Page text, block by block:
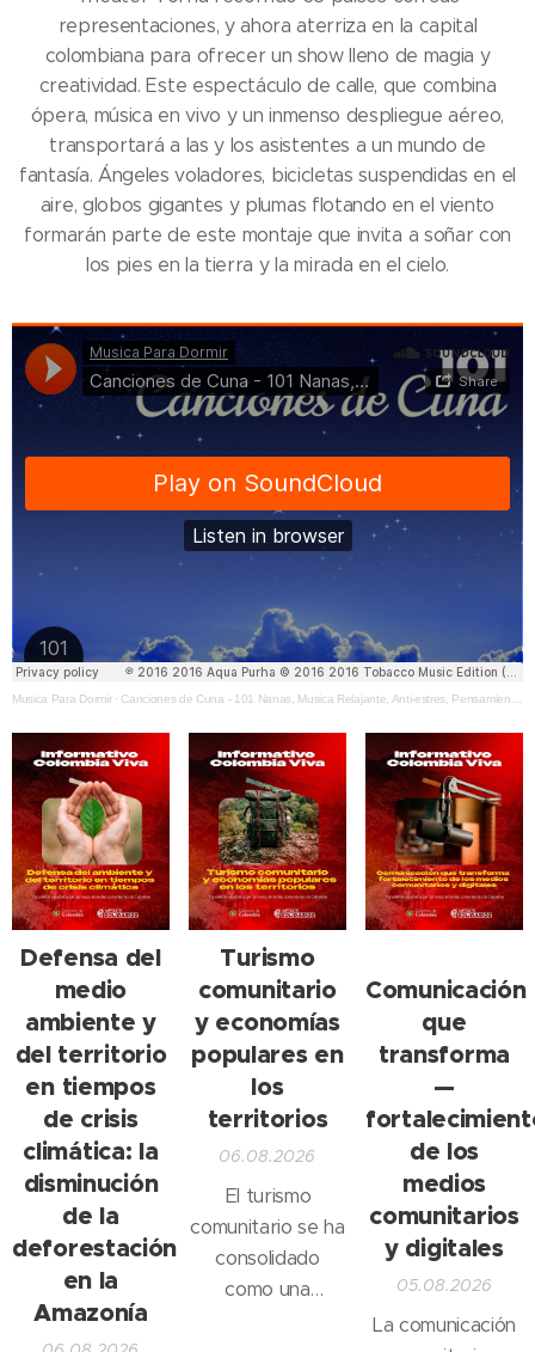
representaciones, y ahora aterriza en la capital
colombiana para ofrecer un show lleno de magia y
creatividad. Este espectáculo de calle, que combina
ópera, música en vivo y un inmenso despliegue aéreo,
transportará a las y los asistentes a un mundo de
fantasía. Ángeles voladores, bicicletas suspendidas en el
aire, globos gigantes y plumas flotando en el viento
formarán parte de este montaje que invita a soñar con
los pies en la tierra y la mirada en el cielo.
Musica Para Dormir· Canciones de Cuna - 101 Nanas, Musica Relajante, Anti-estres, Pensamiento Positivo, Musica New Age para Niños para Dormir y Clases de Yoga
Defensa del
medio
ambiente y
del territorio
en tiempos
de crisis
climática: la
disminución
de la
deforestación
en la
Amazonía
Turismo
comunitario
y economías
populares en
los
territorios
06.08.2026
El turismo
comunitario se ha
consolidado
como una
Comunicación
que
transforma
—
de los
medios
comunitarios
y digitales
05.08.2026
La comunicación